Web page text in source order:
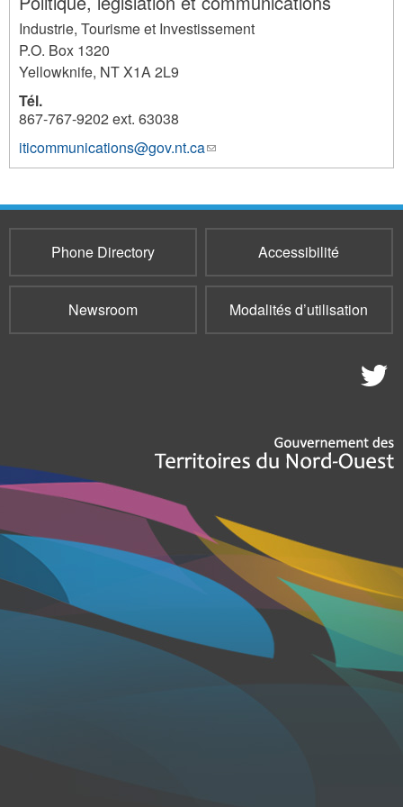
Industrie, Tourisme et Investissement
P.O. Box 1320
Yellowknife, NTX1A 2L9
Tél.
867-767-9202 ext. 63038
iticommunications@gov.nt.ca(link
sends
mail)
1296
Phone Directory Accessibilité
Newsroom Modalités d’utilisation